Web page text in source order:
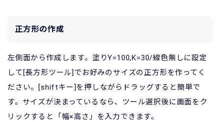
正方形の作成
左側面から作成します。塗りY=100,K=30/線色無しに設定
して[長方形ツール]でお好みのサイズの正方形を作ってく
ださい。[shiftキー]を押しながらドラッグすると簡単で
す。サイズが決まっているなら、ツール選択後に画面をク
リックすると「幅×高さ」を入力できます。